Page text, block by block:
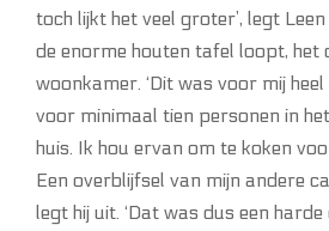
toch lijkt het veel groter’, legt
de enorme houten tafel loopt, het
woonkamer. ‘Dit was voor mij
voor minimaal tien personen in
huis. Ik hou ervan om te koken
Een overblijfsel van mijn andere
legt hij uit. ‘Dat was dus een